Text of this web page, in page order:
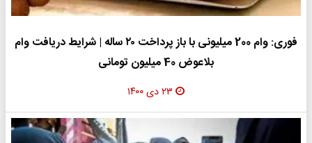
فوری: وام 200 میلیونی با باز پرداخت ۲۰ ساله | شرایط دریافت وام
بلاعوض 40 میلیون تومانی
۲۳ دی ۱۴۰۰